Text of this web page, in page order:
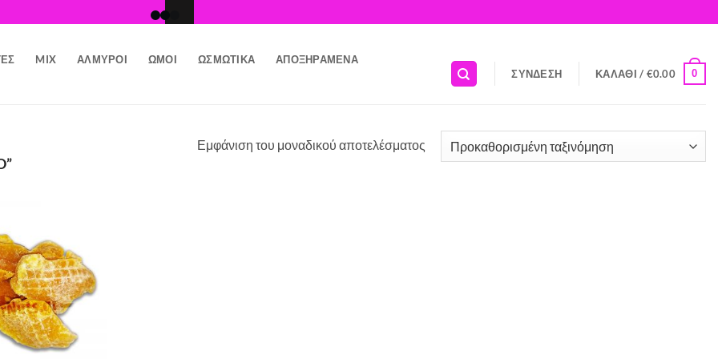
MIX ΑΛΜΥΡΟΊ ΩΜΟΊ ΩΣΜΩΤΙΚΆ ΑΠΟΞΗΡΑΜΈΝΑ
ΣΎΝΔΕΣΗ ΚΑΛΆΘΙ / €0.00 0
Εμφάνιση του μοναδικού αποτελέσματος
Προσθήκη
στη Λίστα
Επιθυμιών